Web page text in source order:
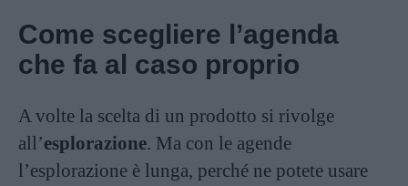
Come scegliere l’agenda
che fa al caso proprio
A volte la scelta di un prodotto si rivolge
all’esplorazione. Ma con le agende
l’esplorazione è lunga, perché ne potete usare